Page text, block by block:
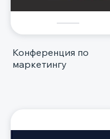
Конференция по
маркетингу